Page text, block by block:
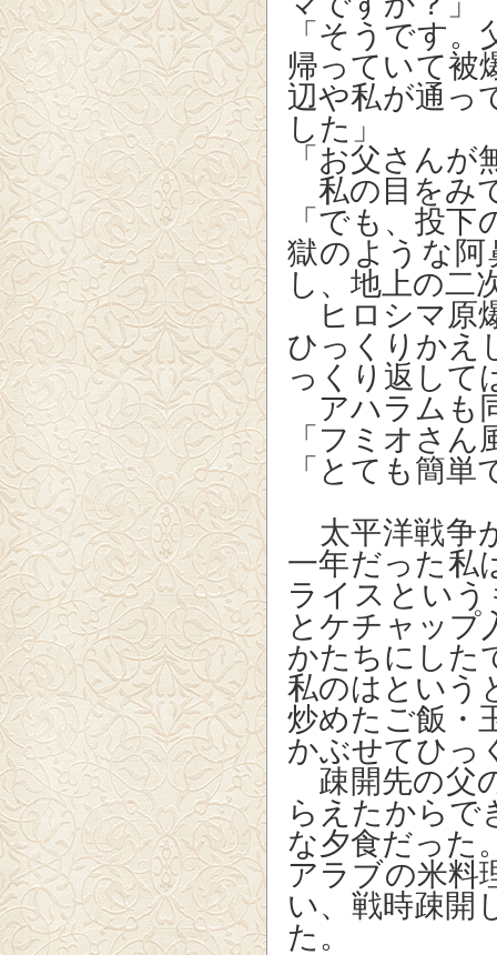
「そうです
帰っていて被
辺や私が通っ
した」
「お父さん
私の目をみ
「でも、投
獄のような
し、地上の二
ヒロシマ原
ひっくりかえ
っくり返して
アハラムも
「フミオ
「とても簡単
太平洋戦争
一年だった私
ライスとい
とケチャップ
かたちにした
私のはという
炒めたご飯・
かぶせてひっ
疎開先の父
らえたからで
な夕食だった
アラブの米料
い、戦時疎開
た。